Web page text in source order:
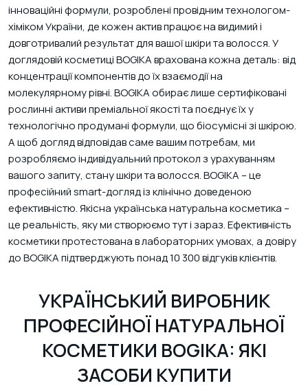
інноваційні формули, розроблені провідним технологом-
хіміком України, де кожен актив працює на видимий і
довготривалий результат для вашої шкіри та волосся. У
доглядовій косметиці BOGIKA врахована кожна деталь: від
концентрації компонентів до їх взаємодії на
молекулярному рівні. BOGIKA обирає лише сертифіковані
рослинні активи преміальної якості та поєднує їх у
технологічно продумані формули, що біосумісні зі шкірою.
А щоб догляд відповідав саме вашим потребам, ми
розробляємо індивідуальний протокол з урахуванням
вашого запиту, стану шкіри та волосся. BOGIKA – це
професійний smart-догляд із клінічно доведеною
ефективністю. Якісна українська натуральна косметика –
це реальність, яку ми створюємо тут і зараз. Ефективність
косметики протестована в лабораторних умовах, а довіру
до BOGIKA підтверджують понад 10 300 відгуків клієнтів.
УКРАЇНСЬКИЙ ВИРОБНИК
ПРОФЕСІЙНОЇ НАТУРАЛЬНОЇ
КОСМЕТИКИ BOGIKA: ЯКІ
ЗАСОБИ КУПИТИ
Акційні товари